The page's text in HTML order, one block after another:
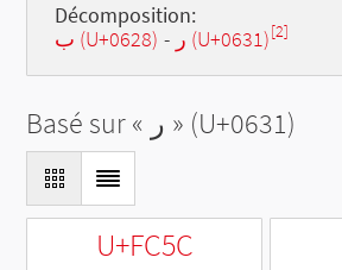
Décomposition:
ب (U+0628) - ر (U+0631)[2]
Basé sur « ر » (U+0631)
U+FC5C